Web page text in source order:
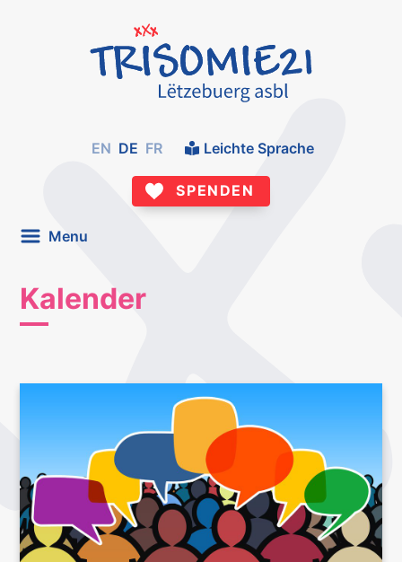
EN DE FR Leichte Sprache
SPENDEN
Menu
Kalender